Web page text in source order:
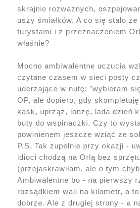
skrajnie rozważnych,
uszy śmiałków. A co się stało ze
turystami i z przeznaczeniem
właśnie?
Mocno ambiwalentne uczucia
czytane czasem w sieci posty
uderzające w nutę: "wybieram
OP, ale dopiero, gdy
kask, uprząż, lonżę, lada dzień
buty do wspinaczki. Czy to
powinienem jeszcze wziąć ze
P.S. Tak zupełnie przy okazji -
idioci chodzą na Orlą bez
(przejaskrawiłam, ale o tym
Ambiwalentne bo - na pierwszy
rozsądkiem wali na kilometr, a
dobrze. Ale z drugiej strony - a